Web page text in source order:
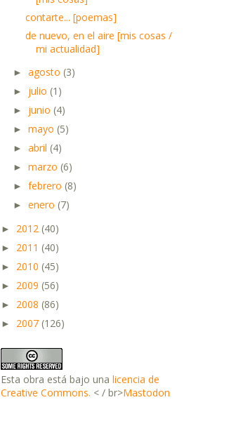
contarte... [poemas]
de nuevo, en el aire [mis cosas /
mi actualidad]
► agosto (3)
► julio (1)
► junio (4)
► mayo (5)
► abril (4)
► marzo (6)
► febrero (8)
► enero (7)
► 2012 (40)
► 2011 (40)
► 2010 (45)
► 2009 (56)
► 2008 (86)
► 2007 (126)
Esta obra está bajo una licencia de
Creative Commons. < / br>Mastodon